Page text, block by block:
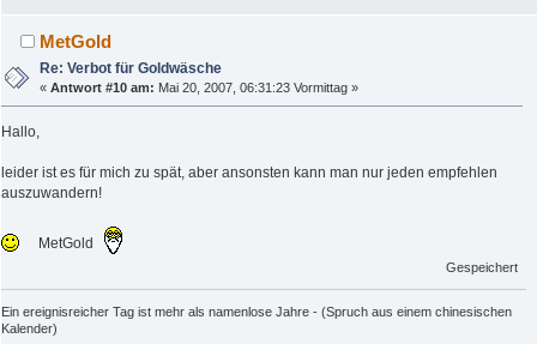
MetGold
Re: Verbot für Goldwäsche
«Antwort #10 am: Mai 20, 2007, 06:31:23 Vormittag »
Hallo,
leider ist es für mich zu spät, aber ansonsten kann man nur jeden empfehlen
auszuwandern!
MetGold
Gespeichert
Ein ereignisreicher Tag ist mehr als namenlose Jahre - (Spruch aus einem chinesischen
Kalender)